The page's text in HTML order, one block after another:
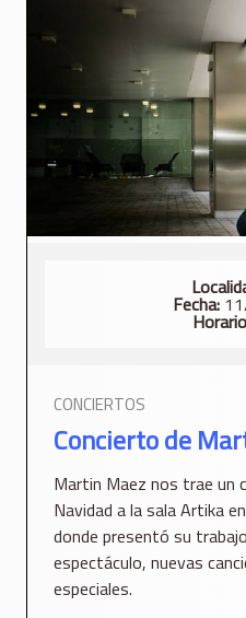
Fecha:
CONCIERTOS
Concierto de
Martin Maez nos trae un
Navidad a la sala Artika
donde presentó su
espectáculo, nuevas
especiales.